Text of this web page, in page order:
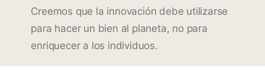
Creemos que la innovación debe utilizarse
para hacer un bien al planeta, no para
enriquecer a los individuos.